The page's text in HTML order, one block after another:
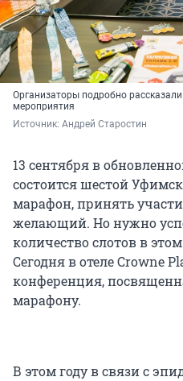
Организаторы подробно
мероприятия
Источник: Андрей Старостин
13 сентября в
состоится шестой
марафон, принять
желающий. Но нужно
количество слотов в
Сегодня в отеле Crowne
конференция,
марафону.
В этом году в связи с